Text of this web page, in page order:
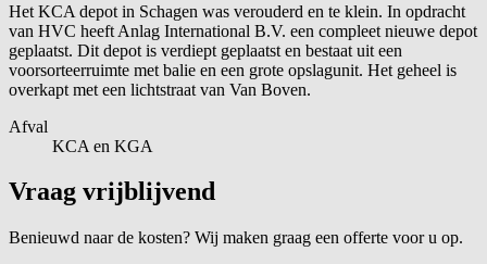
Het KCA depot in Schagen was verouderd en te klein. In opdracht
van HVC heeft Anlag International B.V. een compleet nieuwe depot
geplaatst. Dit depot is verdiept geplaatst en bestaat uit een
voorsorteerruimte met balie en een grote opslagunit. Het geheel is
overkapt met een lichtstraat van Van Boven.
Afval
KCA en KGA
Vraag vrijblijvend
Benieuwd naar de kosten? Wij maken graag een offerte voor u op.